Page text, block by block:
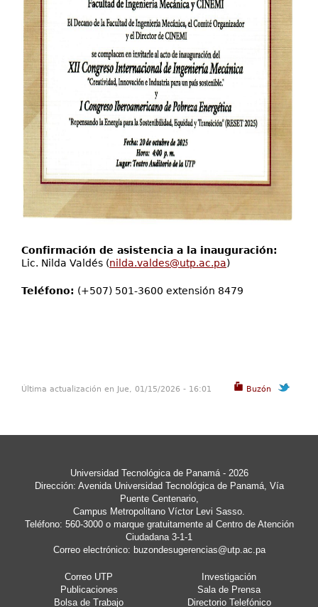
Confirmación de asistencia a la inauguración:
Lic. Nilda Valdés (nilda.valdes@utp.ac.pa)
Teléfono: (+507) 501-3600 extensión 8479
Buzón
Última actualización en Jue, 01/15/2026 - 16:01
Universidad Tecnológica de Panamá - 2026
Dirección: Avenida Universidad Tecnológica de Panamá, Vía
Puente Centenario,
Campus Metropolitano Víctor Levi Sasso.
Teléfono: 560-3000 o marque gratuitamente al Centro de Atención
Ciudadana 3-1-1
Correo electrónico: buzondesugerencias@utp.ac.pa
Correo UTP
Investigación
Publicaciones
Sala de Prensa
Bolsa de Trabajo
Directorio Telefónico